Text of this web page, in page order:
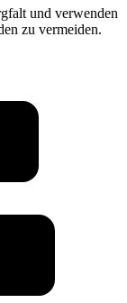
und verwenden
zu vermeiden.